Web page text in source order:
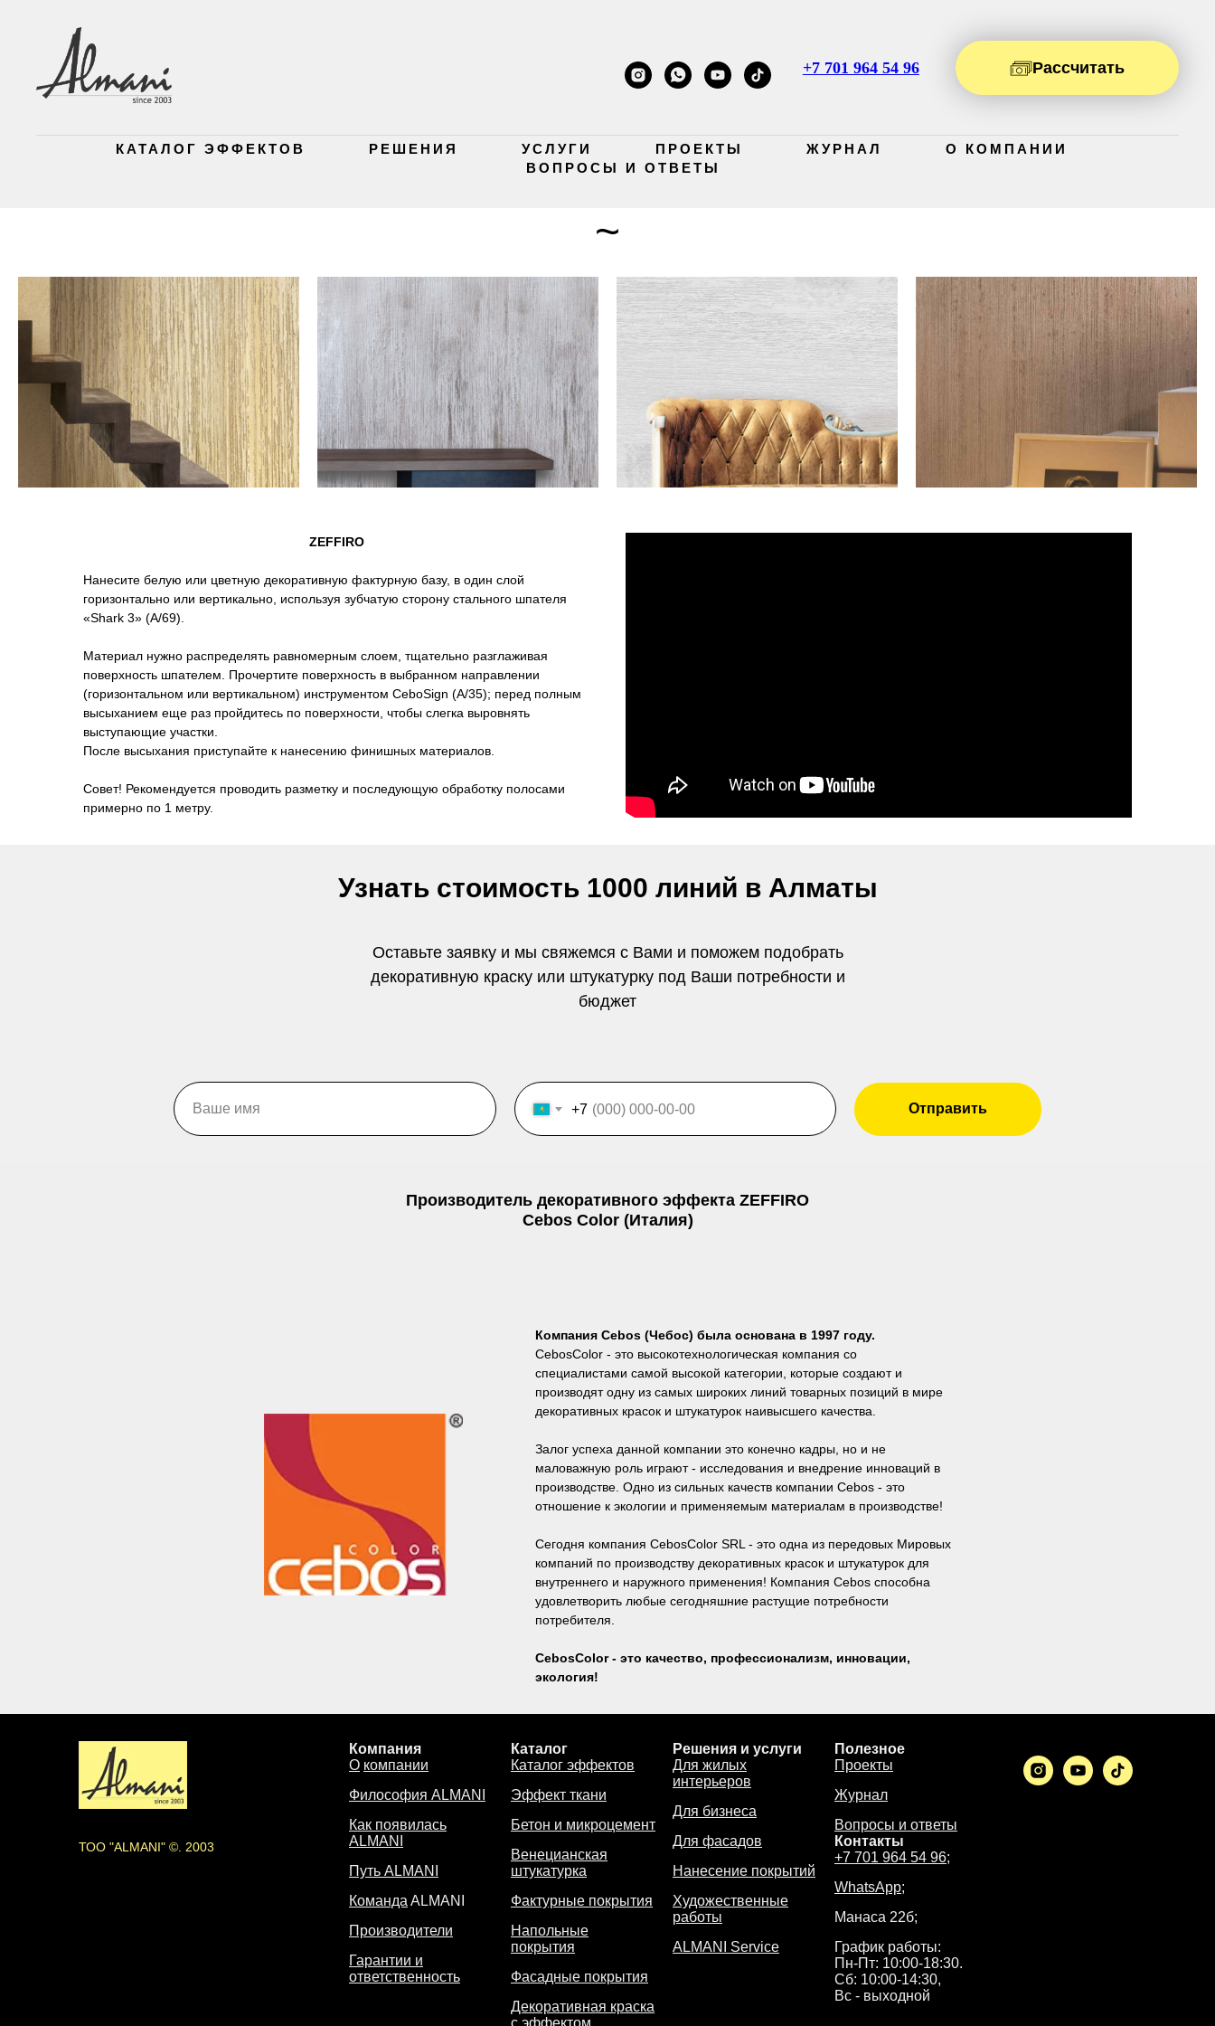
+7 701 964 54 96 Рассчитать
КАТАЛОГ ЭФФЕКТОВ РЕШЕНИЯ УСЛУГИ ПРОЕКТЫ ЖУРНАЛ
О КОМПАНИИ
ВОПРОСЫ И ОТВЕТЫ
~
ZEFFIRO
Нанесите белую или цветную декоративную фактурную базу, в один слой
горизонтально или вертикально, используя зубчатую сторону стального шпателя
«Shark 3» (A/69).
Материал нужно распределять равномерным слоем, тщательно разглаживая
поверхность шпателем. Прочертите поверхность в выбранном направлении
(горизонтальном или вертикальном) инструментом CeboSign (A/35); перед полным
высыханием еще раз пройдитесь по поверхности, чтобы слегка выровнять
выступающие участки.
После высыхания приступайте к нанесению финишных материалов.
Совет! Рекомендуется проводить разметку и последующую обработку полосами
примерно по 1 метру.
Узнать стоимость 1000 линий в Алматы
Оставьте заявку и мы свяжемся с Вами и поможем подобрать
декоративную краску или штукатурку под Ваши потребности и
бюджет
+7 Отправить
Производитель декоративного эффекта ZEFFIRO
Cebos Color (Италия)
Компания Cebos (Чебос) была основана в 1997 году.
CebosColor - это высокотехнологическая компания со
специалистами самой высокой категории, которые создают и
производят одну из самых широких линий товарных позиций в мире
декоративных красок и штукатурок наивысшего качества.
Залог успеха данной компании это конечно кадры, но и не
маловажную роль играют - исследования и внедрение инноваций в
производстве. Одно из сильных качеств компании Cebos - это
отношение к экологии и применяемым материалам в производстве!
Сегодня компания CebosColor SRL - это одна из передовых Мировых
компаний по производству декоративных красок и штукатурок для
внутреннего и наружного применения! Компания Cebos способна
удовлетворить любые сегодняшние растущие потребности
потребителя.
CebosColor - это качество, профессионализм, инновации,
экология!
ТОО "ALMANI" ©. 2003
Компания
О компании
Философия ALMANI
Как появилась
ALMANI
Путь ALMANI
Команда ALMANI
Производители
Гарантии и
ответственность
Каталог
Каталог эффектов
Эффект ткани
Бетон и микроцемент
Венецианская
штукатурка
Фактурные покрытия
Напольные
покрытия
Фасадные покрытия
Декоративная краска
Решения и услуги
Для жилых
интерьеров
Для бизнеса
Для фасадов
Нанесение покрытий
Художественные
работы
ALMANI Service
Полезное
Проекты
Журнал
Вопросы и ответы
Контакты
+7 701 964 54 96;
WhatsApp;
Манаса 22б;
График работы:
Пн-Пт: 10:00-18:30.
Сб: 10:00-14:30,
Вс - выходной